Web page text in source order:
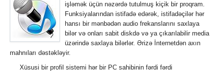
işləmək üçün nəzərdə tutulmuş kiçik bir proqram.
Funksiyalarından istifadə edərək, istifadəçilər hər
hansı bir mənbədən audio frekanslarını saxlaya
bilər və onları sabit diskdə və ya çıkarılabilir media
üzərində saxlaya bilərlər. Ərizə İnternetdən axın
mahnıları dəstəkləyir.
Xüsusi bir profil sistemi hər bir PC sahibinin fərdi fərdi